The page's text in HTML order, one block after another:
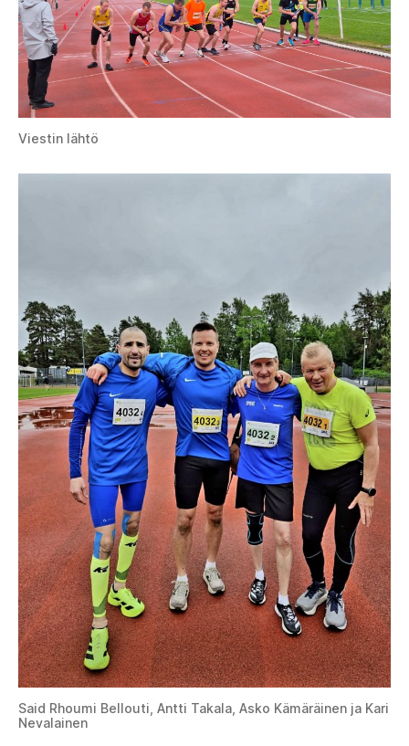
Viestin lähtö
Said Rhoumi Bellouti, Antti Takala, Asko Kämäräinen ja Kari
Nevalainen